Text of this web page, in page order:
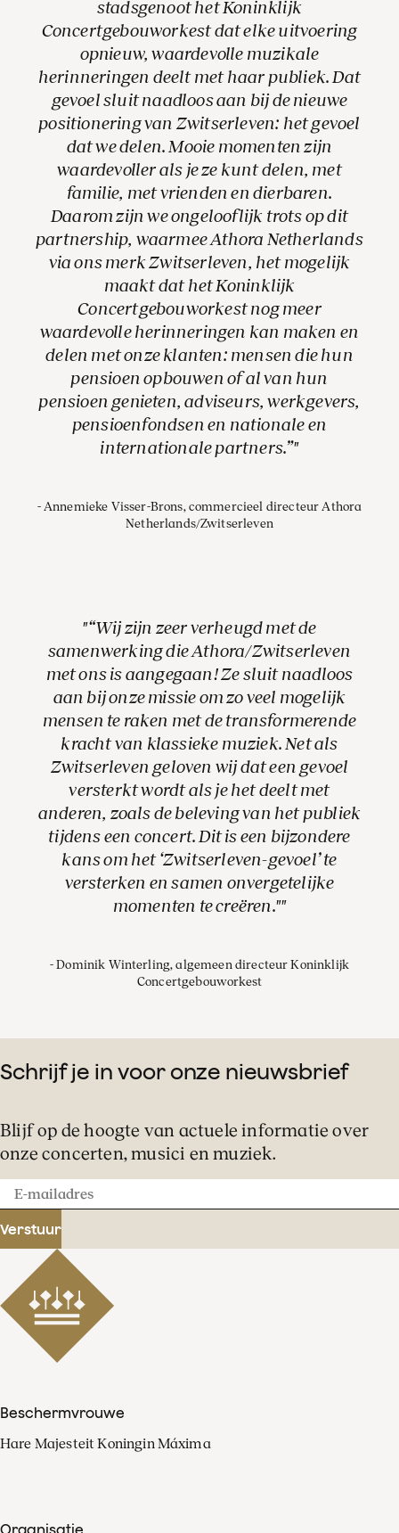
stadsgenoot het Koninklijk
Concertgebouworkest dat elke uitvoering
opnieuw, waardevolle muzikale
herinneringen deelt met haar publiek. Dat
gevoel sluit naadloos aan bij de nieuwe
positionering van Zwitserleven: het gevoel
dat we delen. Mooie momenten zijn
waardevoller als je ze kunt delen, met
familie, met vrienden en dierbaren.
Daarom zijn we ongelooflijk trots op dit
partnership, waarmee Athora Netherlands
via ons merk Zwitserleven, het mogelijk
maakt dat het Koninklijk
Concertgebouworkest nog meer
waardevolle herinneringen kan maken en
delen met onze klanten: mensen die hun
pensioen opbouwen of al van hun
pensioen genieten, adviseurs, werkgevers,
pensioenfondsen en nationale en
internationale partners.”
Annemieke Visser-Brons, commercieel directeur Athora
Netherlands/Zwitserleven
“Wij zijn zeer verheugd met de
samenwerking die Athora/Zwitserleven
met ons is aangegaan! Ze sluit naadloos
aan bij onze missie om zo veel mogelijk
mensen te raken met de transformerende
kracht van klassieke muziek. Net als
Zwitserleven geloven wij dat een gevoel
versterkt wordt als je het deelt met
anderen, zoals de beleving van het publiek
tijdens een concert. Dit is een bijzondere
kans om het ‘Zwitserleven-gevoel’ te
versterken en samen onvergetelijke
momenten te creëren."
Dominik Winterling, algemeen directeur Koninklijk
Concertgebouworkest
Schrijf je in voor onze nieuwsbrief
Blijf op de hoogte van actuele informatie over
onze concerten, musici en muziek.
E-
mailadres
Verstuur
Beschermvrouwe
Hare Majesteit Koningin Máxima
Organisatie